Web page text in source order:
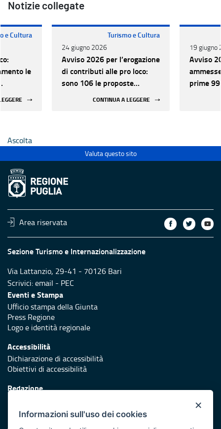
Notizie collegate
e Cultura
le
Turismo e Cultura
24 giugno 2026
Avviso 2026 per l’erogazione
di contributi alle pro loco:
sono 106 le proposte
CONTINUA A LEGGERE
19 giugno
Avviso
prime
Ascolta
Valuta questo sito
Area riservata
Sezione Turismo e Internazionalizzazione
Via Lattanzio, 29-41 - 70126 Bari
Scrivici:email - PEC
Eventi e Stampa
Ufficio stampa della Giunta
Press Regione
Logo e identità regionale
Accessibilità
Dichiarazione di accessibilità
Obiettivi di accessibilità
Redazione
Protezione civile
×
Informazioni sull'uso dei cookies